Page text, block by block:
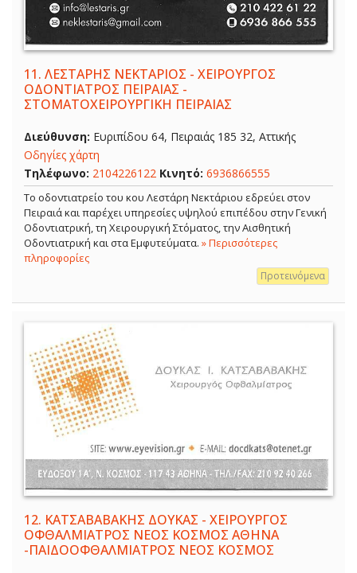
11. ΛΕΣΤΑΡΗΣ ΝΕΚΤΑΡΙΟΣ - ΧΕΙΡΟΥΡΓΟΣ
ΟΔΟΝΤΙΑΤΡΟΣ ΠΕΙΡΑΙΑΣ -
ΣΤΟΜΑΤΟΧΕΙΡΟΥΡΓΙΚΗ ΠΕΙΡΑΙΑΣ
Διεύθυνση: Ευριπίδου 64, Πειραιάς 185 32, Αττικής
Οδηγίες χάρτη
Τηλέφωνο: 2104226122 Κινητό: 6936866555
Το οδοντιατρείο του κου Λεστάρη Νεκτάριου εδρεύει στον
Πειραιά και παρέχει υπηρεσίες υψηλού επιπέδου στην Γενική
Οδοντιατρική, τη Χειρουργική Στόματος, την Αισθητική
Οδοντιατρική και στα Εμφυτεύματα. » Περισσότερες
πληροφορίες
Προτεινόμενα
12. ΚΑΤΣΑΒΑΒΑΚΗΣ ΔΟΥΚΑΣ - ΧΕΙΡΟΥΡΓΟΣ
ΟΦΘΑΛΜΙΑΤΡΟΣ ΝΕΟΣ ΚΟΣΜΟΣ ΑΘΗΝΑ
-ΠΑΙΔΟΟΦΘΑΛΜΙΑΤΡΟΣ ΝΕΟΣ ΚΟΣΜΟΣ